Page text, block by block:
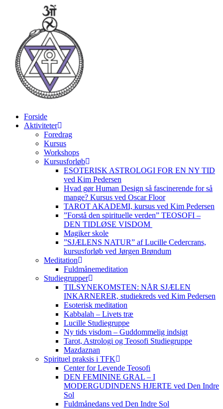
Forside
Aktiviteter
Foredrag
Kursus
Workshops
Kursusforløb
ESOTERISK ASTROLOGI FOR EN NY TID
ved Kim Pedersen
Hvad gør Human Design så fascinerende for så
mange? Kursus ved Oscar Floor
TAROT AKADEMI, kursus ved Kim Pedersen
”Forstå den spirituelle verden” TEOSOFI –
DEN TIDLØSE VISDOM
Magiker skole
”SJÆLENS NATUR” af Lucille Cedercrans,
kursusforløb ved Jørgen Brøndum
Meditation
Fuldmånemeditation
Studiegrupper
TILSYNEKOMSTEN: NÅR SJÆLEN
INKARNERER, studiekreds ved Kim Pedersen
Esoterisk meditation
Kabbalah – Livets træ
Lucille Studiegruppe
Ny tids visdom – Guddommelig indsigt
Tarot, Astrologi og Teosofi Studiegruppe
Mazdaznan
Spirituel praksis i TFK
Center for Levende Teosofi
DEN FEMININE GRAL – I
MODERGUDINDENS HJERTE ved Den Indre
Sol
Fuldmånedans ved Den Indre Sol